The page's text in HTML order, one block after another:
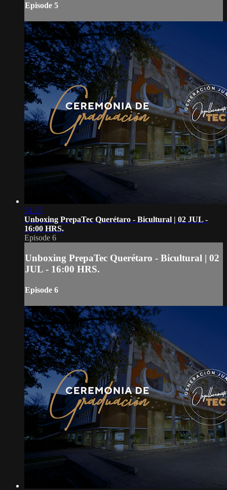
Episode 5
54:35
Unboxing PrepaTec Querétaro - Bicultural | 02 JUL -
16:00 HRS.
Episode 6
Unboxing PrepaTec Querétaro - Bicultural | 02
JUL - 16:00 HRS.
Episode 6